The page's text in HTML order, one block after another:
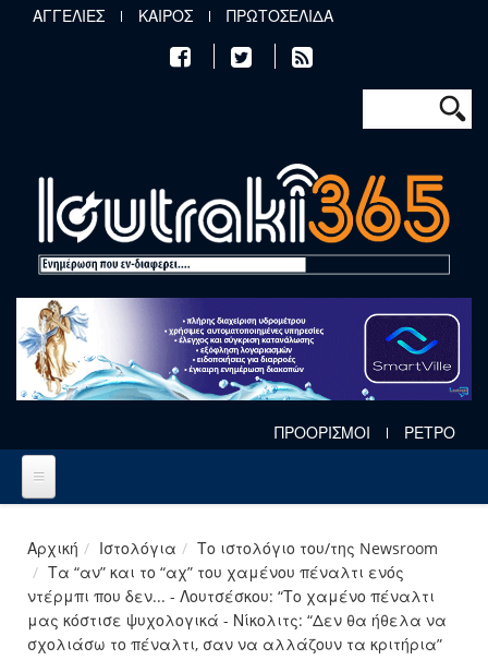
Παράκαμψη προς το κυρίως περιεχόμενο
ΑΓΓΕΛΙΕΣ ΚΑΙΡΟΣ ΠΡΩΤΟΣΕΛΙΔΑ
Φόρμα
Αναζήτηση
ΠΡΟΟΡΙΣΜΟΙ ΡΕΤΡΟ
Αρχική Ιστολόγια
Το ιστολόγιο του/της Newsroom
Τα “αν” και το “αχ” του χαμένου πέναλτι ενός
ντέρμπι που δεν... - Λουτσέσκου: “Το χαμένο πέναλτι
μας κόστισε ψυχολογικά - Νίκολιτς: “Δεν θα ήθελα να
σχολιάσω το πέναλτι, σαν να αλλάζουν τα κριτήρια”